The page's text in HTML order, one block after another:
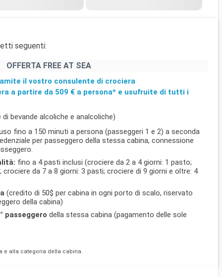
seguenti:
OFFERTA FREE AT SEA
il vostro consulente di crociera
a partire da 509 € a persona* e usufruite di tutti i
di bevande alcoliche e analcoliche)
fino a 150 minuti a persona (passeggeri 1 e 2) a seconda
per passeggero della stessa cabina, connessione
fino a 4 pasti inclusi (crociere da 2 a 4 giorni: 1 pasto;
da 7 a 8 giorni: 3 pasti; crociere di 9 giorni e oltre: 4
(credito di 50$ per cabina in ogni porto di scalo, riservato
della cabina)
passeggero della stessa cabina (pagamento delle sole
e alla categoria della cabina.